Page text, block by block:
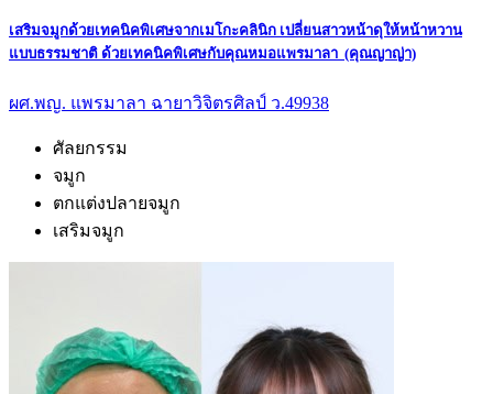
เสริมจมูกด้วยเทคนิคพิเศษจากเมโกะคลินิก เปลี่ยนสาวหน้าดุให้หน้าหวาน
แบบธรรมชาติ ด้วยเทคนิคพิเศษกับคุณหมอแพรมาลา (คุณญาญ่า)
ผศ.พญ. แพรมาลา ฉายาวิจิตรศิลป์ ว.49938
ศัลยกรรม
จมูก
ตกแต่งปลายจมูก
เสริมจมูก